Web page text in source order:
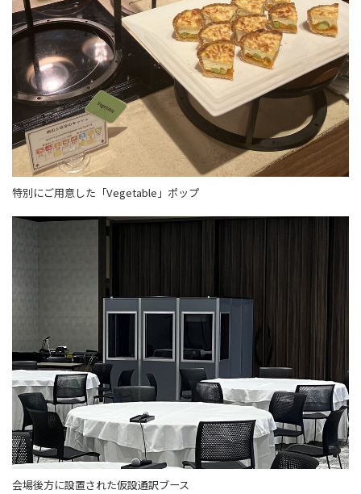
特別にご用意した「Vegetable」ポップ
会場後方に設置された仮設通訳ブース